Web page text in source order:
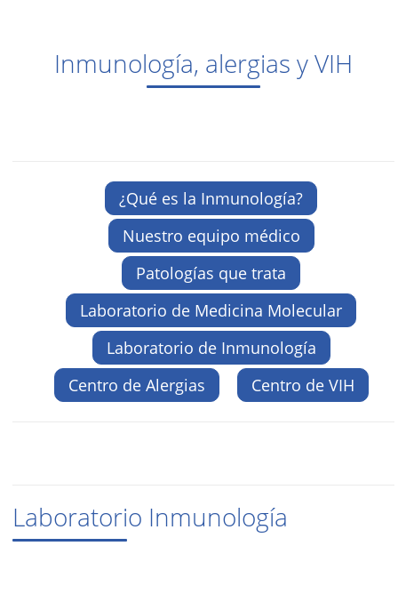
Inmunología, alergias y VIH
¿Qué es la Inmunología?
Nuestro equipo médico
Patologías que trata
Laboratorio de Medicina Molecular
Laboratorio de Inmunología
Centro de Alergias
Centro de VIH
Laboratorio Inmunología